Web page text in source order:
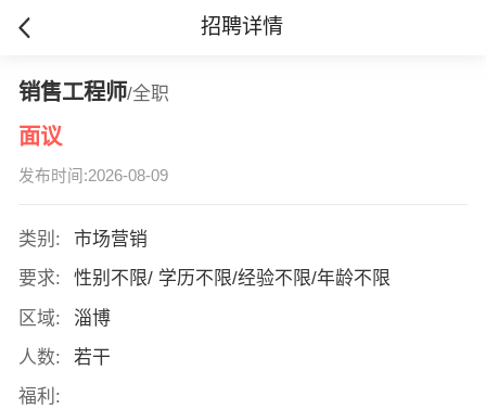
招聘详情
销售工程师/全职
面议
发布时间:2026-08-09
类别:
市场营销
要求:
性别不限/ 学历不限/经验不限/年龄不限
区域:
淄博
人数:
若干
福利: